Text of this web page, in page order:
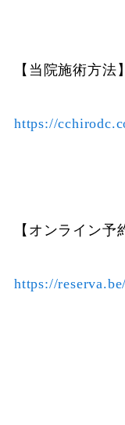
【当院施術方法】
https://
【オンライン予
https://